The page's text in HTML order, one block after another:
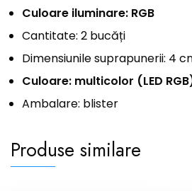
Culoare iluminare: RGB
Cantitate: 2 bucăți
Dimensiunile suprapunerii: 4
Culoare: multicolor (LED
Ambalare: blister
Produse similare